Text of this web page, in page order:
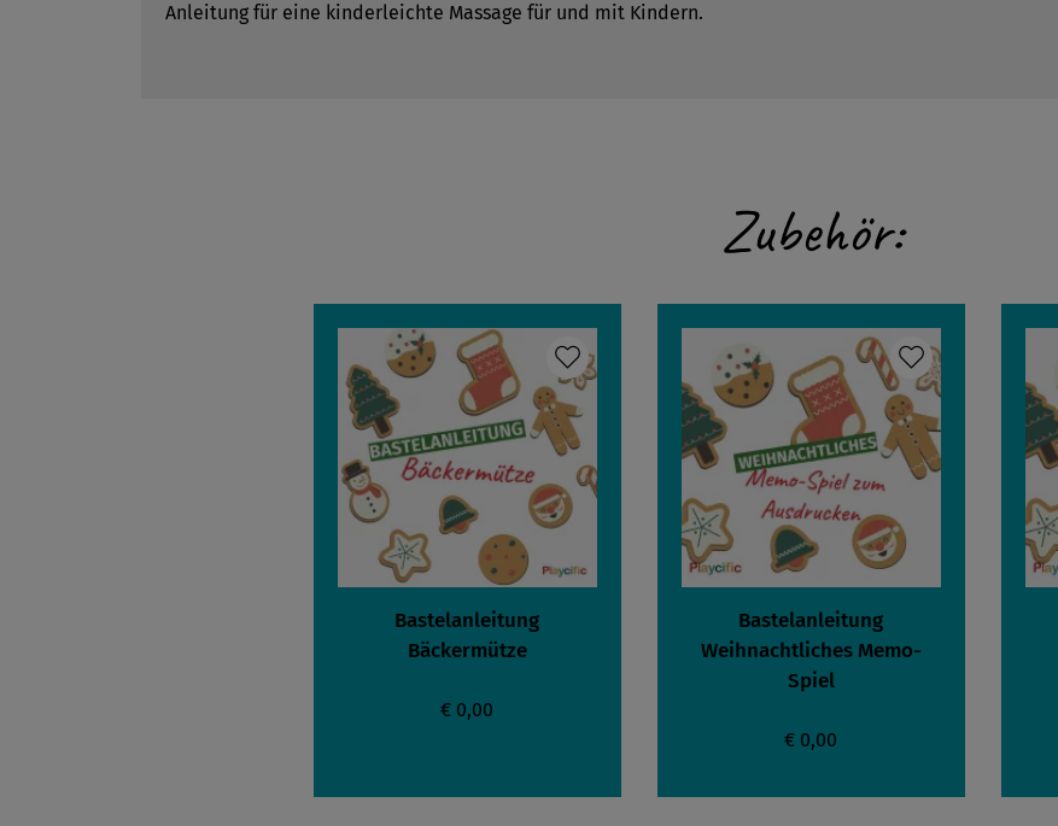
Anleitung für eine kinderleichte Massage für und mit Kindern.
Zubehör:
Bastelanleitung
Bäckermütze
€ 0,00
Bastelanleitung
Weihnachtliches Memo-
Spiel
€ 0,00